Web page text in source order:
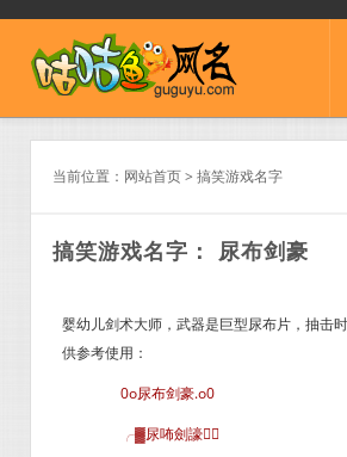
当前位置： 网站首页> 搞笑游戏名字
搞笑游戏名字： 尿布剑豪
婴幼儿剑术大师，武器是巨型尿布片，抽击
供参考使用：
0o尿布剑豪.o0
╭▓尿咘劍譹∈